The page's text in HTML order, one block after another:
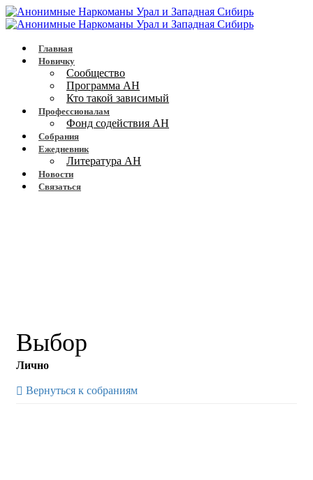
Главная
Новичку
Сообщество
Программа АН
Кто такой зависимый
Профессионалам
Фонд содействия АН
Собрания
Ежедневник
Литература АН
Новости
Связаться
Выбор
Лично
Вернуться к собраниям